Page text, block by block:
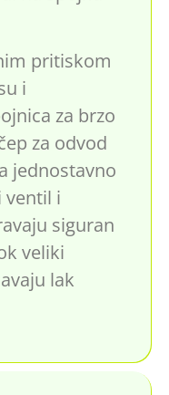
pritiskom
i
za brzo
za odvod
jednostavno
ventil i
siguran
veliki
lak